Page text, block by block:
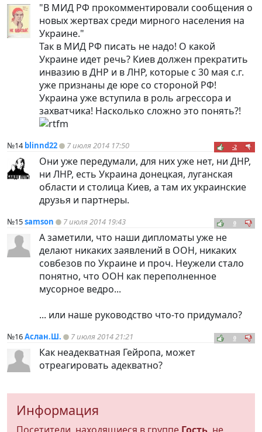
"В МИД РФ прокомментировали сообщения о
новых жертвах среди мирного населения на
Украине."
Так в МИД РФ писать не надо! О какой
Украине идет речь? Киев должен прекратить
инвазию в ДНР и в ЛНР, которые с 30 мая с.г.
уже признаны де юре со стороной РФ!
Украина уже вступила в роль агрессора и
захватчика! Насколько сложно это понять?!
№14blinnd22 7 июля 2014 17:50 -2
Они уже передумали, для них уже нет, ни ДНР,
ни ЛНР, есть Украина донецкая, луганская
области и столица Киев, а там их украинские
друзья и партнеры.
№15samson 7 июля 2014 19:43 0
А заметили, что наши дипломаты уже не
делают никаких заявлений в ООН, никаких
совбезов по Украине и проч. Неужели стало
понятно, что ООН как переполненное
мусорное ведро...
... или наше руководство что-то придумало?
№16Аслан.Ш. 7 июля 2014 21:21 0
Как неадекватная Гейропа, может
отреагировать адекватно?
Информация